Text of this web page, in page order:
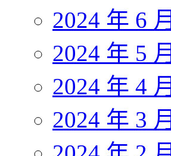
2024 年 6 月
2024 年 5 月
2024 年 4 月
2024 年 3 月